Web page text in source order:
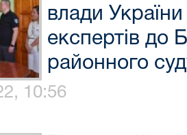
влади
експертів до
районного
10:56